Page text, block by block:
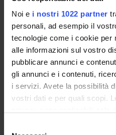
Noi e i nostri 1022 partner
personali, ad esempio il
tecnologie come i cookie per
alle informazioni sul vostro
pubblicare annunci e
gli annunci e i contenuti,
i servizi. Avete la possibilità
vostri dati e per quali scopi.
Specializzando
Pace Laura Maria
Specializzando
Temporary Professor
Porpiglia Nadia Maria
Technical-administrative staff
Raniero Dario